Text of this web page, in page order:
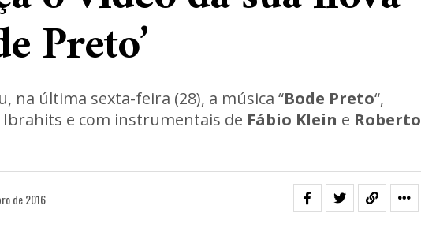
Preto’
na última sexta-feira (28), a música “Bode Preto“,
Ibrahits e com instrumentais de Fábio Klein e Roberto
de 2016